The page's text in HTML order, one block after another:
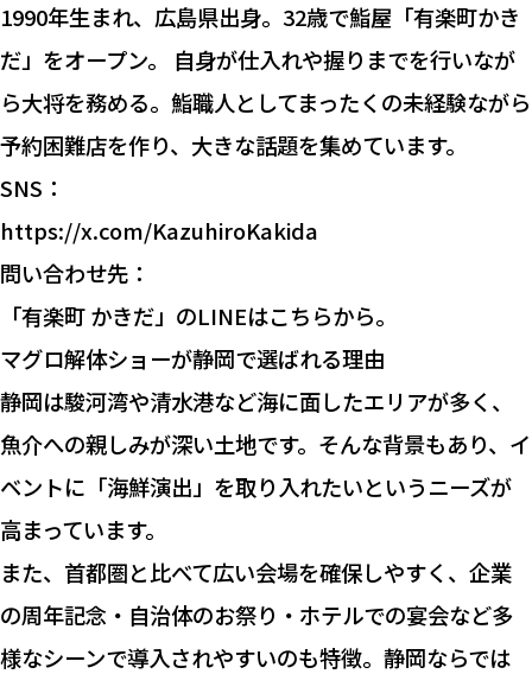
1990年生まれ、広島県出身。32歳で鮨屋「有楽町かき
だ」をオープン。 自身が仕入れや握りまでを行いなが
ら大将を務める。鮨職人としてまったくの未経験ながら
予約困難店を作り、大きな話題を集めています。
SNS：
https://x.com/KazuhiroKakida
問い合わせ先：
「有楽町 かきだ」のLINEはこちらから。
マグロ解体ショーが静岡で選ばれる理由
静岡は駿河湾や清水港など海に面したエリアが多く、
魚介への親しみが深い土地です。そんな背景もあり、イ
ベントに「海鮮演出」を取り入れたいというニーズが
高まっています。
また、首都圏と比べて広い会場を確保しやすく、企業
の周年記念・自治体のお祭り・ホテルでの宴会など多
様なシーンで導入されやすいのも特徴。静岡ならでは